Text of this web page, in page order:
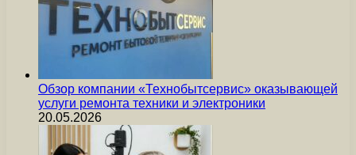
Обзор компании «Технобытсервис» оказывающей
услуги ремонта техники и электроники
20.05.2026